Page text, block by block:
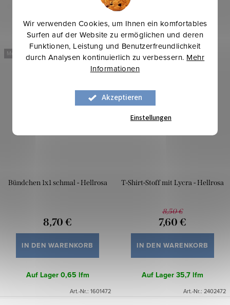
Wir verwenden Cookies, um Ihnen ein komfortables
Surfen auf der Website zu ermöglichen und deren
Funktionen, Leistung und Benutzerfreundlichkeit
durch Analysen kontinuierlich zu verbessern. Mehr
Informationen
Akzeptieren
Einstellungen
Mehr für weniger
Bündchen 1x1 schmal - Hellrosa
8,70 €
IN DEN WARENKORB
Auf Lager 0,65 lfm
Art.-Nr.: 1601472
Mehr für weniger
T-Shirt-Stoff mit Lycra - Hellrosa
8,50 €
7,60 €
IN DEN WARENKORB
Auf Lager 35,7 lfm
Art.-Nr.: 2402472